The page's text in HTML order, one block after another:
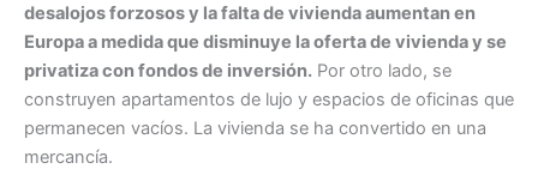
desalojos forzosos y la falta de vivienda aumentan en
Europa a medida que disminuye la oferta de vivienda y se
privatiza con fondos de inversión. Por otro lado, se
construyen apartamentos de lujo y espacios de oficinas que
permanecen vacíos. La vivienda se ha convertido en una
mercancía.